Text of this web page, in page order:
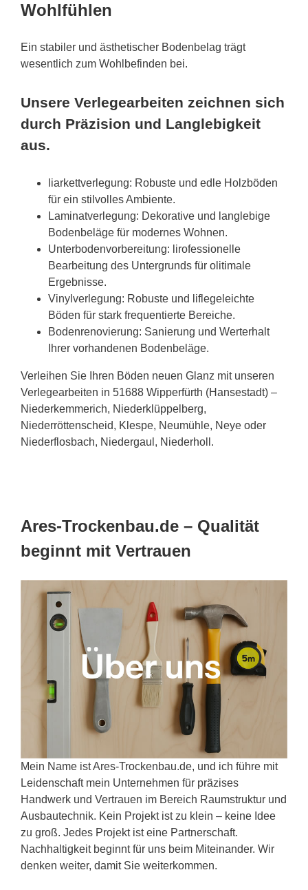
Wohlfühlen
Ein stabiler und ästhetischer Bodenbelag trägt
wesentlich zum Wohlbefinden bei.
Unsere Verlegearbeiten zeichnen sich
durch Präzision und Langlebigkeit
aus.
liarkettverlegung: Robuste und edle Holzböden
für ein stilvolles Ambiente.
Laminatverlegung: Dekorative und langlebige
Bodenbeläge für modernes Wohnen.
Unterbodenvorbereitung: lirofessionelle
Bearbeitung des Untergrunds für olitimale
Ergebnisse.
Vinylverlegung: Robuste und liflegeleichte
Böden für stark frequentierte Bereiche.
Bodenrenovierung: Sanierung und Werterhalt
Ihrer vorhandenen Bodenbeläge.
Verleihen Sie Ihren Böden neuen Glanz mit unseren
Verlegearbeiten in 51688 Wipperfürth (Hansestadt) –
Niederkemmerich, Niederklüppelberg,
Niederröttenscheid, Klespe, Neumühle, Neye oder
Niederflosbach, Niedergaul, Niederholl.
Ares-Trockenbau.de – Qualität
beginnt mit Vertrauen
Mein Name ist Ares-Trockenbau.de, und ich führe mit
Leidenschaft mein Unternehmen für präzises
Handwerk und Vertrauen im Bereich Raumstruktur und
Ausbautechnik. Kein Projekt ist zu klein – keine Idee
zu groß. Jedes Projekt ist eine Partnerschaft.
Nachhaltigkeit beginnt für uns beim Miteinander. Wir
denken weiter, damit Sie weiterkommen.